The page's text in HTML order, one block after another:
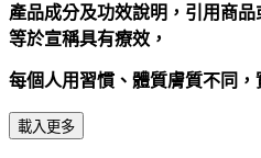
產品成分及功效說明，引用商
等於宣稱具有療效，
每個人用習慣、體質膚質不同
載入更多